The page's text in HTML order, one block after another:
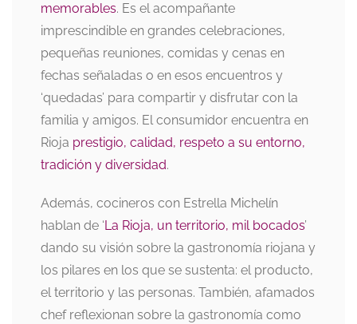
memorables. Es el acompañante
imprescindible en grandes celebraciones,
pequeñas reuniones, comidas y cenas en
fechas señaladas o en esos encuentros y
‘quedadas’ para compartir y disfrutar con la
familia y amigos. El consumidor encuentra en
Rioja prestigio, calidad, respeto a su entorno,
tradición y diversidad.
Además, cocineros con Estrella Michelín
hablan de ‘La Rioja, un territorio, mil bocados’
dando su visión sobre la gastronomía riojana y
los pilares en los que se sustenta: el producto,
el territorio y las personas. También, afamados
chef reflexionan sobre la gastronomía como